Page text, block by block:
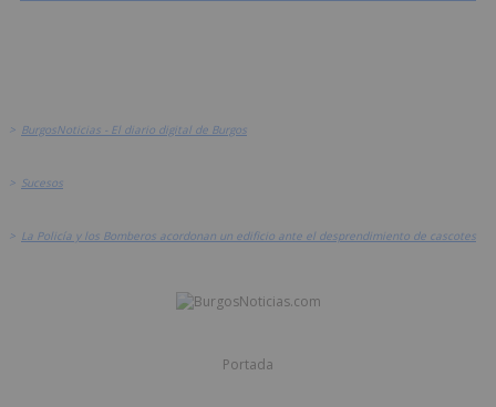
> BurgosNoticias - El diario digital de Burgos
> Sucesos
> La Policía y los Bomberos acordonan un edificio ante el desprendimiento de cascotes
Portada